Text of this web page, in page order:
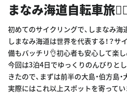
まなみ海道自転車旅
初めてのサイクリングで、しまなみ海
しまなみ海道は世界を代表する！？サ
備もバッチリ👌初心者も安心して楽し
今回は3泊4日でゆっくりのんびりと
きたので、まずは前半の大島・伯方島
実際にはこれ以上スポットを寄って